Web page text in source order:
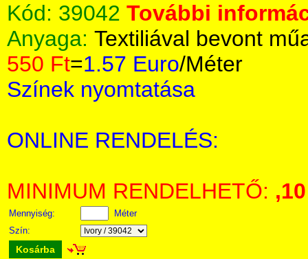
Kód: 39042 További
Anyaga: Textiliával bevont
550 Ft=1.57 Euro/Méter
Színek nyomtatása
ONLINE RENDELÉS:
MINIMUM RENDELHETŐ:
Mennyiség:
Méter
Szín:
Kosárba